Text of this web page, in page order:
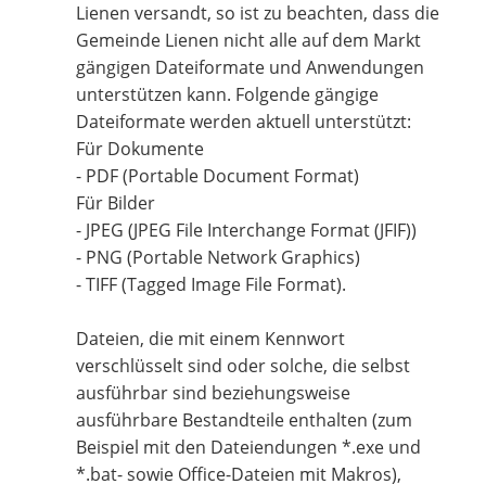
Lienen versandt, so ist zu beachten, dass die
Gemeinde Lienen nicht alle auf dem Markt
gängigen Dateiformate und Anwendungen
unterstützen kann. Folgende gängige
Dateiformate werden aktuell unterstützt:
Für Dokumente
- PDF (Portable Document Format)
Für Bilder
- JPEG (JPEG File Interchange Format (JFIF))
- PNG (Portable Network Graphics)
- TIFF (Tagged Image File Format).
Dateien, die mit einem Kennwort
verschlüsselt sind oder solche, die selbst
ausführbar sind beziehungsweise
ausführbare Bestandteile enthalten (zum
Beispiel mit den Dateiendungen *.exe und
*.bat- sowie Office-Dateien mit Makros),